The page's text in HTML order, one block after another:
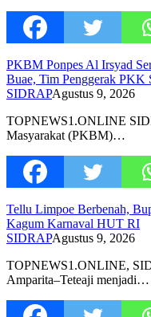
PKBM Ponpes Al Irsyad
Buae, Tim Penggerak PKK
SIDRAPAgustus 9, 2026
TOPNEWS1.ONLINE
Masyarakat (PKBM)…
Tellu Limpoe Berbenah,
Kagum Karnaval HUT RI
SIDRAPAgustus 9, 2026
TOPNEWS1.ONLINE,
Amparita–Teteaji menjadi…